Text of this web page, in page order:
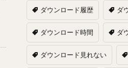
ダウンロード履歴 ダ
ダウンロード時間 ダ
ダウンロード見れない